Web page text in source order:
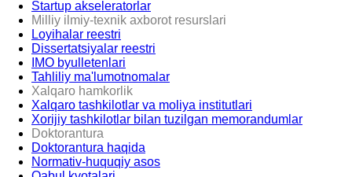
Startup akseleratorlar
Milliy ilmiy-texnik axborot resurslari
Loyihalar reestri
Dissertatsiyalar reestri
IMO byulletenlari
Tahliliy ma'lumotnomalar
Xalqaro hamkorlik
Xalqaro tashkilotlar va moliya institutlari
Xorijiy tashkilotlar bilan tuzilgan memorandumlar
Doktorantura
Doktorantura haqida
Normativ-huquqiy asos